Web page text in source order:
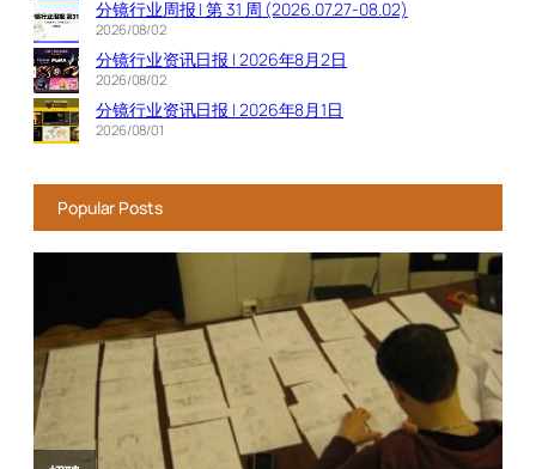
分镜行业周报 | 第 31 周 (2026.07.27-08.02)
2026/08/02
分镜行业资讯日报 | 2026年8月2日
2026/08/02
分镜行业资讯日报 | 2026年8月1日
2026/08/01
Popular Posts